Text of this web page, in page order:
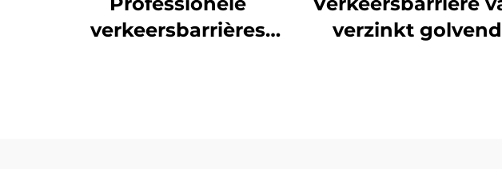
verkeersbarrières
verzinkt golvend